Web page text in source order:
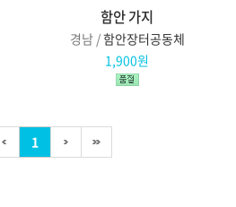
함안 가지
경남 /함안장터공동체
1,900원
1